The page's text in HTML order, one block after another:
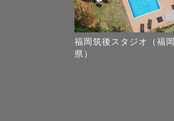
福岡筑後スタジオ（福岡
県）